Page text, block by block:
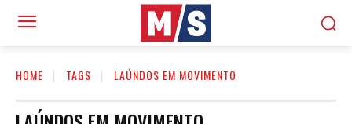
HOME TAGS LAÚNDOS EM MOVIMENTO